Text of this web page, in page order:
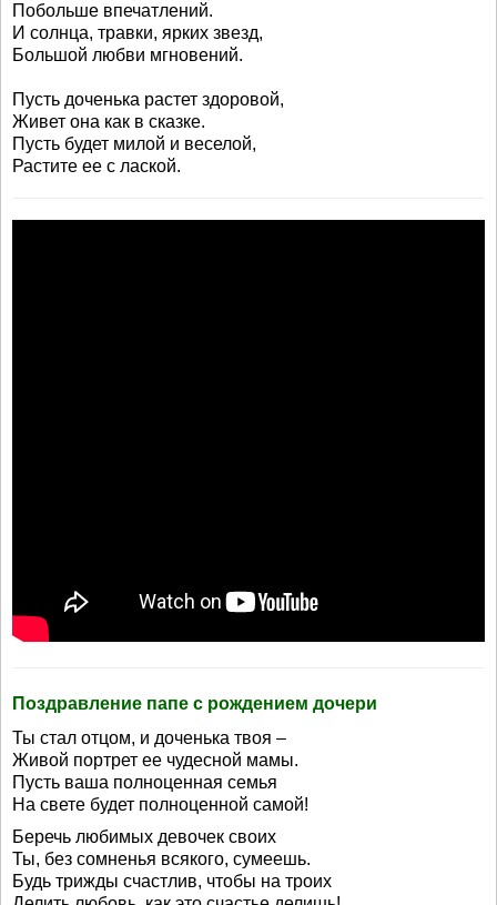
Побольше впечатлений.
И солнца, травки, ярких звезд,
Большой любви мгновений.
Пусть доченька растет здоровой,
Живет она как в сказке.
Пусть будет милой и веселой,
Растите ее с лаской.
Поздравление папе с рождением дочери
Ты стал отцом, и доченька твоя –
Живой портрет ее чудесной мамы.
Пусть ваша полноценная семья
На свете будет полноценной самой!
Беречь любимых девочек своих
Ты, без сомненья всякого, сумеешь.
Будь трижды счастлив, чтобы на троих